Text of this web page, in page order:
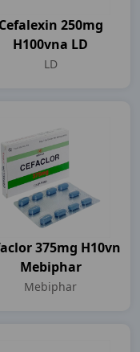
Cefalexin 250mg
H100vna LD
LD
375mg H10vn
Mebiphar
Mebiphar